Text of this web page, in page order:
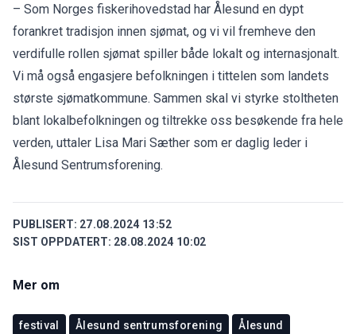
– Som Norges fiskerihovedstad har Ålesund en dypt
forankret tradisjon innen sjømat, og vi vil fremheve den
verdifulle rollen sjømat spiller både lokalt og internasjonalt.
Vi må også engasjere befolkningen i tittelen som landets
største sjømatkommune. Sammen skal vi styrke stoltheten
blant lokalbefolkningen og tiltrekke oss besøkende fra hele
verden, uttaler Lisa Mari Sæther som er daglig leder i
Ålesund Sentrumsforening.
PUBLISERT: 27.08.2024 13:52
SIST OPPDATERT: 28.08.2024 10:02
Mer om
festival Ålesund sentrumsforening Ålesund